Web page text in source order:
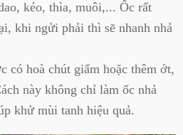
kéo, thìa, muôi,... Ốc rất
khi ngửi phải thì sẽ nhanh nhả
có hoà chút giấm hoặc thêm ớt,
này không chỉ làm ốc nhả
khử mùi tanh hiệu quả.